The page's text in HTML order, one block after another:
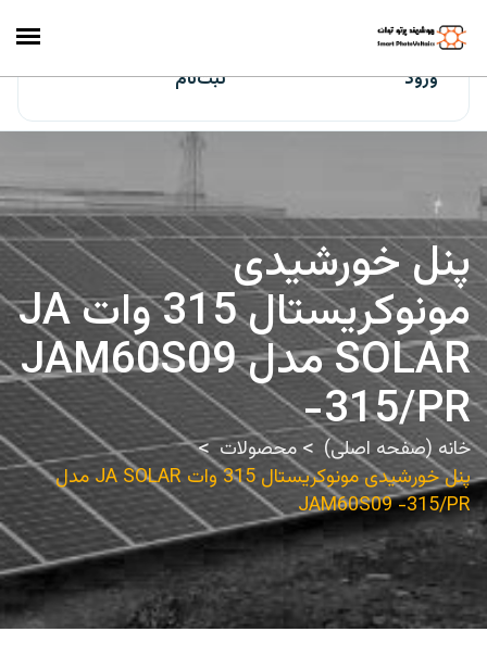
ایران‌سولار
ورود ثبت‌نام
پنل خورشیدی
مونوکریستال 315 وات JA
SOLAR مدل JAM60S09
-315/PR
خانه (صفحه اصلی)
محصولات
پنل خورشیدی مونوکریستال 315 وات JA SOLAR مدل
JAM60S09 -315/PR